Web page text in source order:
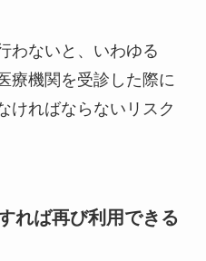
わないと、いわゆる
療機関を受診した際に
ければならないリスク
れば再び利用できる